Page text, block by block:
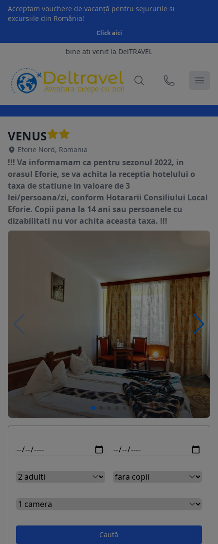
Acceptam vouchere de vacanță pentru sejururile si
excursiile din România!
Click aici
bine ati venit la DelTRAVEL
VENUS
Eforie Nord, Romania
!!! Va informamam ca pentru sezonul 2022, in
orasul Eforie, se va achita la receptia hotelului o
taxa de statiune in valoare de 3
lei/persoana/zi, conform Hotararii Consiliului Local
Eforie. Copii pana la 14 ani sau persoanele cu
dizabilitati nu vor achita aceasta taxa. !!!
Caută